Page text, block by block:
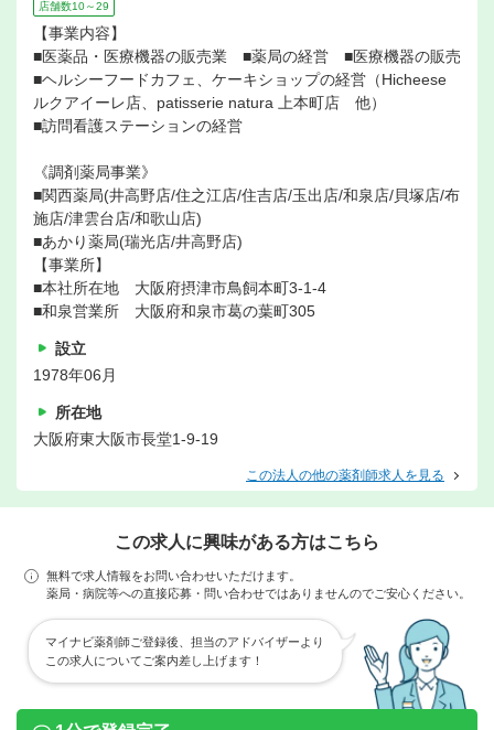
店舗数10～29
【事業内容】
■医薬品・医療機器の販売業 ■薬局の経営 ■医療機器の販売
■ヘルシーフードカフェ、ケーキショップの経営（Hicheese
ルクアイーレ店、patisserie natura 上本町店 他）
■訪問看護ステーションの経営
《調剤薬局事業》
■関西薬局(井高野店/住之江店/住吉店/玉出店/和泉店/貝塚店/布
施店/津雲台店/和歌山店)
■あかり薬局(瑞光店/井高野店)
【事業所】
■本社所在地 大阪府摂津市鳥飼本町3-1-4
■和泉営業所 大阪府和泉市葛の葉町305
設立
1978年06月
所在地
大阪府東大阪市長堂1-9-19
この法人の他の薬剤師求人を見る
この求人に興味がある方はこちら
無料で求人情報をお問い合わせいただけます。
薬局・病院等への直接応募・問い合わせではありませんのでご安心ください。
マイナビ薬剤師ご登録後、担当のアドバイザーより
この求人についてご案内差し上げます！